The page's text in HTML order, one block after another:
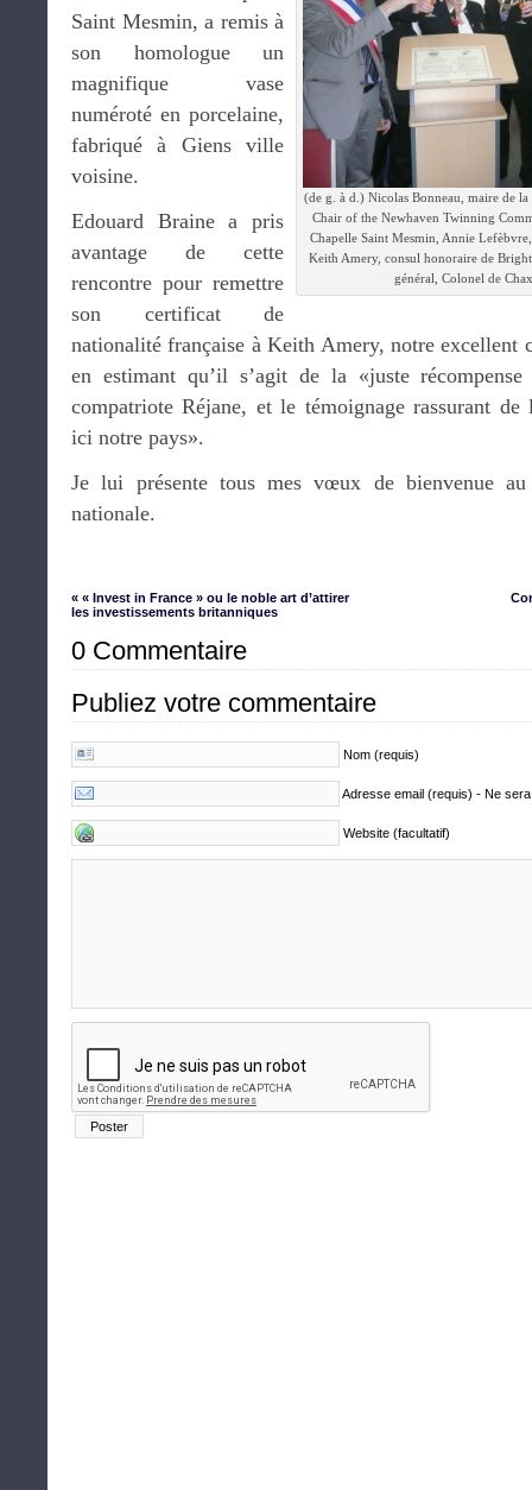
(de g. à d.) Nicolas Bonneau, maire de
Chair of the Newhaven Twinning
Chapelle Saint Mesmin, Annie
Keith Amery, consul honoraire de
général, Colonel de
Saint Mesmin, a remis à
son homologue un
magnifique vase
numéroté en porcelaine,
fabriqué à Giens ville
voisine.
Edouard Braine a pris
avantage de cette
rencontre pour remettre
son certificat de
nationalité française à Keith Amery, notre excellent
en estimant qu’il s’agit de la «juste
compatriote Réjane, et le témoignage rassurant de
ici notre pays».
Je lui présente tous mes vœux de bienvenue
nationale.
« « Invest in France » ou le noble art d’attirer
les investissements britanniques
0 Commentaire
Publiez votre commentaire
Nom (requis)
Adresse email (requis) - Ne
Website (facultatif)